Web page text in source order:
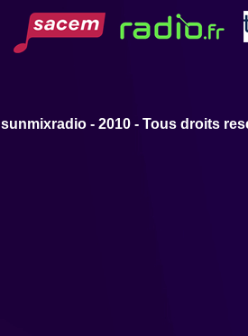
sunmixradio - 2010 - Tous droits